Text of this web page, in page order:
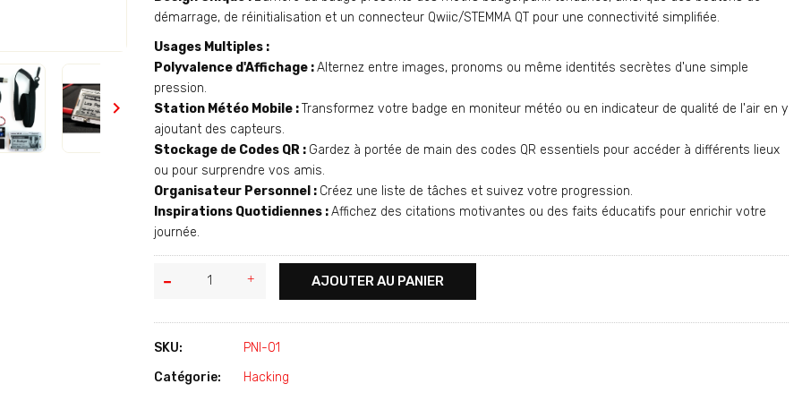

démarrage, de réinitialisation et un connecteur Qwiic/STEMMA QT pour une connectivité simplifiée.
Usages Multiples :
Polyvalence d'Affichage :Alternez entre images, pronoms ou même identités secrètes d'une simple
pression.
Station Météo Mobile :Transformez votre badge en moniteur météo ou en indicateur de qualité de l'air en y
ajoutant des capteurs.
Stockage de Codes QR : Gardez à portée de main des codes QR essentiels pour accéder à différents lieux
ou pour surprendre vos amis.
Organisateur Personnel : Créez une liste de tâches et suivez votre progression.
Inspirations Quotidiennes :Affichez des citations motivantes ou des faits éducatifs pour enrichir votre
journée.
AJOUTER AU PANIER
SKU:
PNI-01
Catégorie:
Hacking